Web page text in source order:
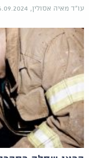
עו"ד מאיה אסולין, 26.09.2024